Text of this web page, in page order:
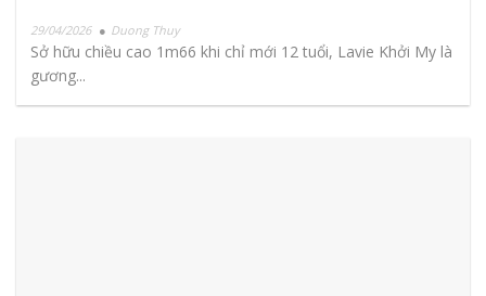
29/04/2026 Duong Thuy
Sở hữu chiều cao 1m66 khi chỉ mới 12 tuổi, Lavie Khởi My là
gương...